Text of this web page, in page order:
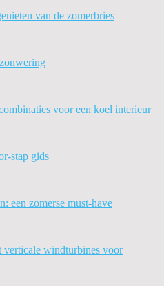
van de zomerbries
voor een koel interieur
stap gids
een zomerse must-have
verticale windturbines voor